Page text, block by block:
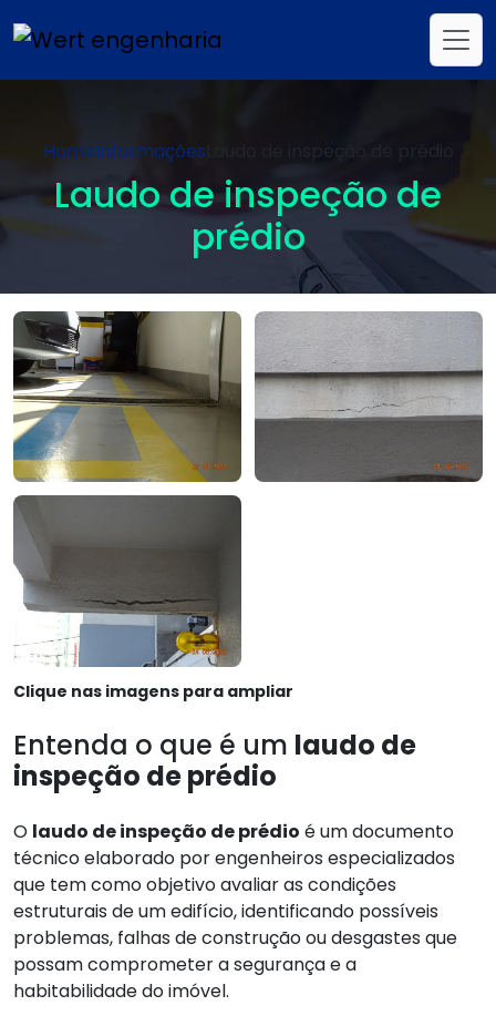
HomeInformações
Laudo de inspeção de
prédio
Clique nas imagens para ampliar
Entenda o que é um laudo de
inspeção de prédio
O laudo de inspeção de prédio é um documento
técnico elaborado por engenheiros especializados
que tem como objetivo avaliar as condições
estruturais de um edifício, identificando possíveis
problemas, falhas de construção ou desgastes que
possam comprometer a segurança e a
habitabilidade do imóvel.